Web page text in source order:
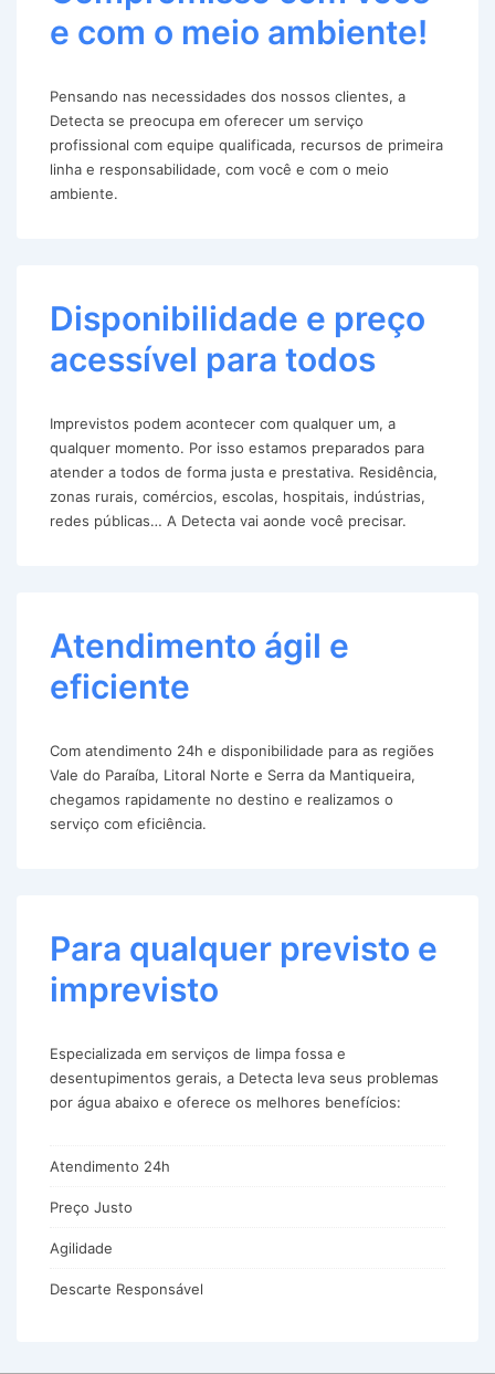
e com o meio ambiente!
Pensando nas necessidades dos nossos clientes, a
Detecta se preocupa em oferecer um serviço
profissional com equipe qualificada, recursos de primeira
linha e responsabilidade, com você e com o meio
ambiente.
Disponibilidade e preço
acessível para todos
Imprevistos podem acontecer com qualquer um, a
qualquer momento. Por isso estamos preparados para
atender a todos de forma justa e prestativa. Residência,
zonas rurais, comércios, escolas, hospitais, indústrias,
redes públicas… A Detecta vai aonde você precisar.
Atendimento ágil e
eficiente
Com atendimento 24h e disponibilidade para as regiões
Vale do Paraíba, Litoral Norte e Serra da Mantiqueira,
chegamos rapidamente no destino e realizamos o
serviço com eficiência.
Para qualquer previsto e
imprevisto
Especializada em serviços de limpa fossa e
desentupimentos gerais, a Detecta leva seus problemas
por água abaixo e oferece os melhores benefícios:
Atendimento 24h
Preço Justo
Agilidade
Descarte Responsável